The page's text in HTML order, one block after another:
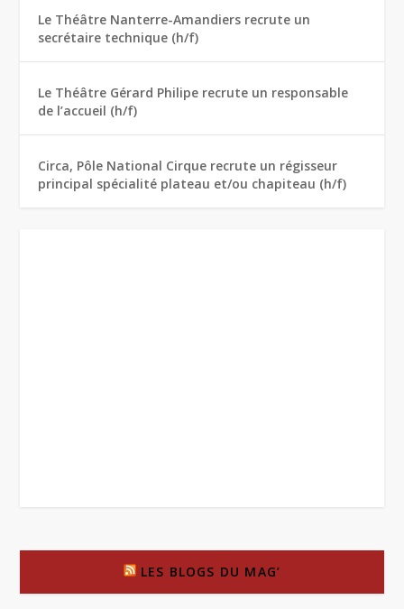
Le Théâtre Nanterre-Amandiers recrute un
secrétaire technique (h/f)
Le Théâtre Gérard Philipe recrute un responsable
de l’accueil (h/f)
Circa, Pôle National Cirque recrute un régisseur
principal spécialité plateau et/ou chapiteau (h/f)
LES BLOGS DU MAG’